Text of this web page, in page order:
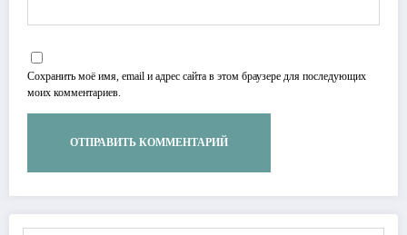
Сохранить моё имя, email и адрес сайта в этом браузере для последующих
моих комментариев.